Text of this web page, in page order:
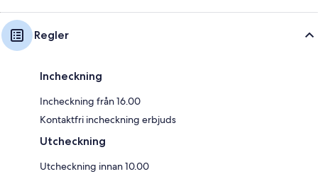
Regler
Incheckning
Incheckning från 16.00
Kontaktfri incheckning erbjuds
Utcheckning
Utcheckning innan 10.00